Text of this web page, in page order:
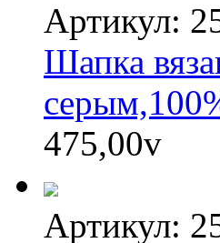
Артикул:
Шапка
475,00v
Артикул: